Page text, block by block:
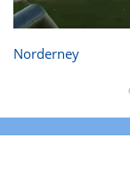
Norderney